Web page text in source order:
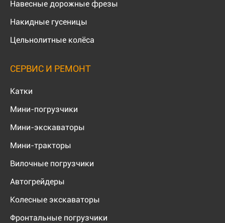
Навесные дорожные фрезы
Накидные гусеницы
Цельнолитные колёса
СЕРВИС И РЕМОНТ
Катки
Мини-погрузчики
Мини-экскаваторы
Мини-тракторы
Вилочные погрузчики
Автогрейдеры
Колесные экскаваторы
Фронтальные погрузчики